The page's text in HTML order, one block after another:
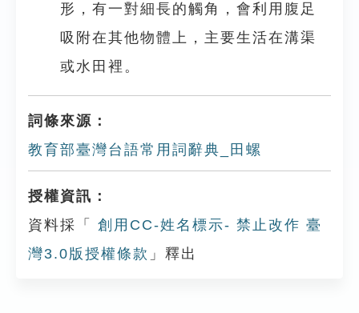
形，有一對細長的觸角，會利用腹足
吸附在其他物體上，主要生活在溝渠
或水田裡。
詞條來源：
教育部臺灣台語常用詞辭典_田螺
授權資訊：
資料採「
創用CC-姓名標示- 禁止改作 臺
灣3.0版授權條款 」釋出